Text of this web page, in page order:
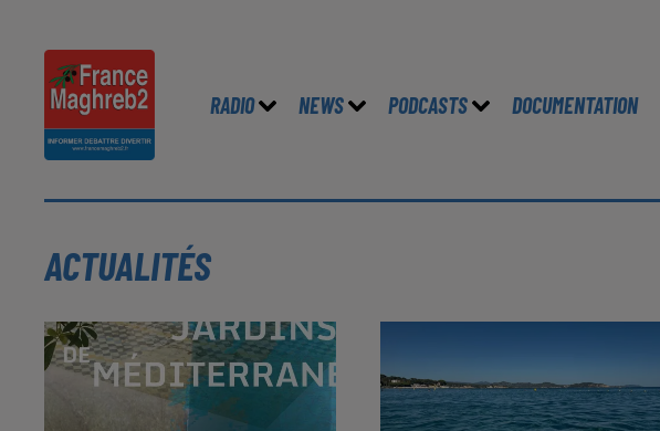
RADIO NEWS PODCASTS DOCUMENTATION
ACTUALITÉS